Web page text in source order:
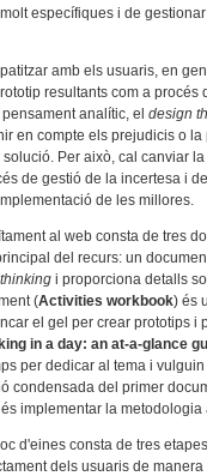
específiques i de
amb els usuaris, en
resultants com a
analític, el design
en compte els prejudicis o
Per això, cal canviar
de gestió de la incertesa i
de les millores.
al web consta de tres
del recurs: un
i proporciona detalls
(Activities workbook) és
el gel per crear prototips
in a day: an at-a-glance
per dedicar al tema i
condensada del primer
implementar la metodologia
d'eines consta de tres
dels usuaris de